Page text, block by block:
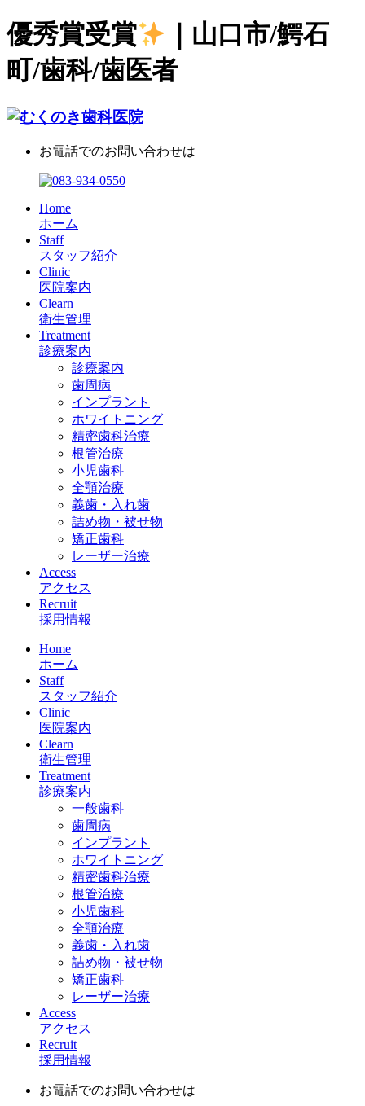
優秀賞受賞
｜山口市/鰐石
町/歯科/歯医者
お電話でのお問い合わせは
Home
ホーム
Staff
スタッフ紹介
Clinic
医院案内
Clearn
衛生管理
Treatment
診療案内
診療案内
歯周病
インプラント
ホワイトニング
精密歯科治療
根管治療
小児歯科
全顎治療
義歯・入れ歯
詰め物・被せ物
矯正歯科
レーザー治療
Access
アクセス
Recruit
採用情報
Home
ホーム
Staff
スタッフ紹介
Clinic
医院案内
Clearn
衛生管理
Treatment
診療案内
一般歯科
歯周病
インプラント
ホワイトニング
精密歯科治療
根管治療
小児歯科
全顎治療
義歯・入れ歯
詰め物・被せ物
矯正歯科
レーザー治療
Access
アクセス
Recruit
採用情報
お電話でのお問い合わせは